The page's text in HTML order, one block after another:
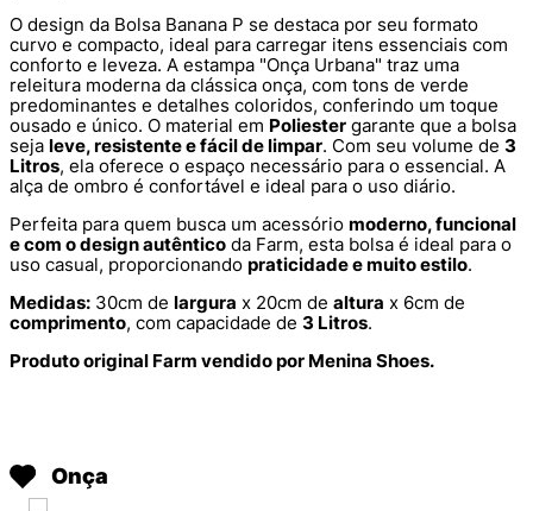
O design da Bolsa Banana P se destaca por seu formato
curvo e compacto, ideal para carregar itens essenciais com
conforto e leveza. A estampa "Onça Urbana" traz uma
releitura moderna da clássica onça, com tons de verde
predominantes e detalhes coloridos, conferindo um toque
ousado e único. O material em Poliester garante que a bolsa
seja leve, resistente e fácil de limpar. Com seu volume de 3
Litros, ela oferece o espaço necessário para o essencial. A
alça de ombro é confortável e ideal para o uso diário.
Perfeita para quem busca um acessório moderno, funcional
e com o design autêntico da Farm, esta bolsa é ideal para o
uso casual, proporcionando praticidade e muito estilo.
Medidas: 30cm de largura x 20cm de altura x 6cm de
comprimento, com capacidade de 3 Litros.
Produto original Farm vendido por Menina Shoes.
Onça